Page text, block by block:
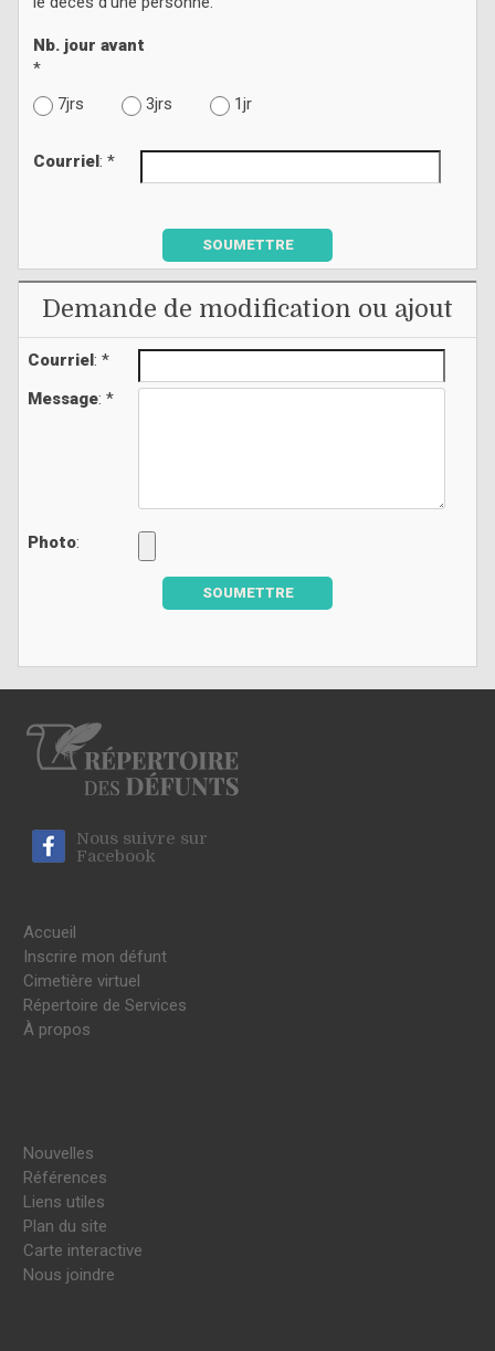
Nb. jour avant
*
7jrs
3jrs 1jr
Courriel : *
SOUMETTRE
Demande de modification ou ajout
Courriel: *
Message: *
Photo:
SOUMETTRE
Nous suivre sur
Facebook
Accueil
Inscrire mon défunt
Cimetière virtuel
Répertoire de Services
À propos
Nouvelles
Références
Liens utiles
Plan du site
Carte interactive
Nous joindre